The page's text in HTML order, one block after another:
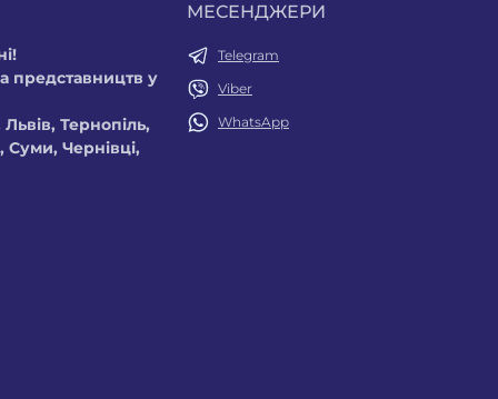
представництв у
Тернопіль,
Чернівці,
МЕСЕНДЖЕРИ
Telegram
Viber
WhatsApp